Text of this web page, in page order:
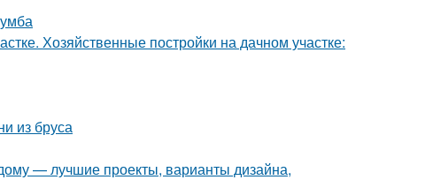
Хозяйственные постройки на дачном участке:
из бруса
— лучшие проекты, варианты дизайна,